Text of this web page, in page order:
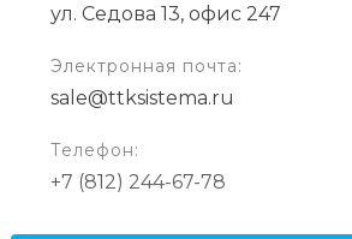
ул. Седова 13, офис 247
Электронная почта:
sale@ttksistema.ru
Телефон:
+7 (812) 244-67-78